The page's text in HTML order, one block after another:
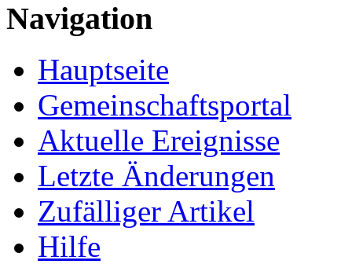
Navigation
Hauptseite
Gemeinschafts­portal
Aktuelle Ereignisse
Letzte Änderungen
Zufälliger Artikel
Hilfe